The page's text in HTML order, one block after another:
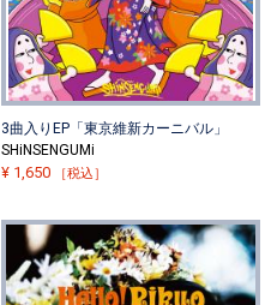
3曲入りEP「東京維新カーニバル」
SHiNSENGUMi
¥ 1,650 ［税込］